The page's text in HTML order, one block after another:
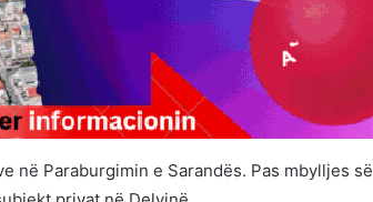
në Paraburgimin e Sarandës. Pas mbylljes së